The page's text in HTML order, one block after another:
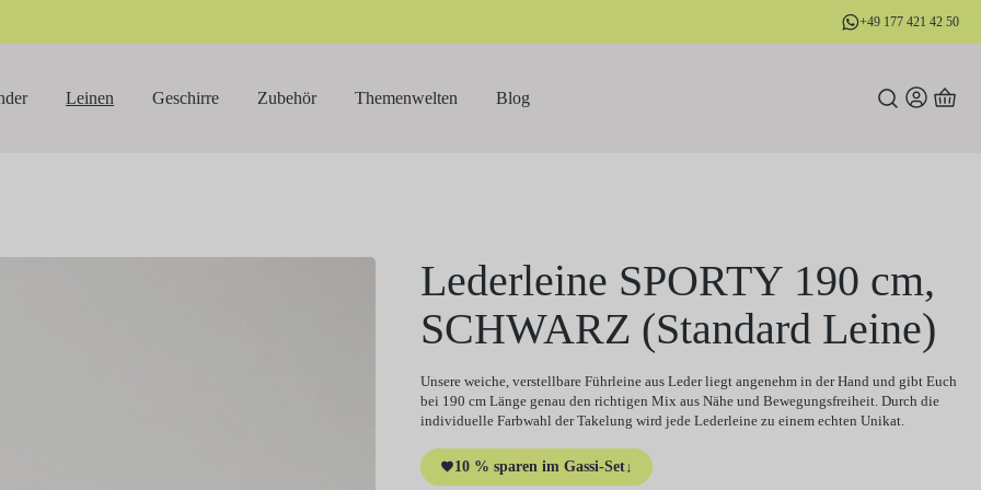
+49 177 421 42 50
Leinen Geschirre Zubehör Themenwelten Blog
Lederleine SPORTY 190 cm,
SCHWARZ (Standard Leine)
Unsere weiche, verstellbare Führleine aus Leder liegt angenehm in der Hand und gibt Euch
bei 190 cm Länge genau den richtigen Mix aus Nähe und Bewegungsfreiheit. Durch die
individuelle Farbwahl der Takelung wird jede Lederleine zu einem echten Unikat.
10 % sparen im Gassi-Set↓